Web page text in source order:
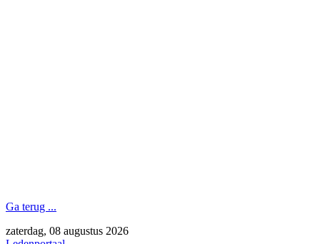
Ga terug ...
zaterdag, 08 augustus 2026